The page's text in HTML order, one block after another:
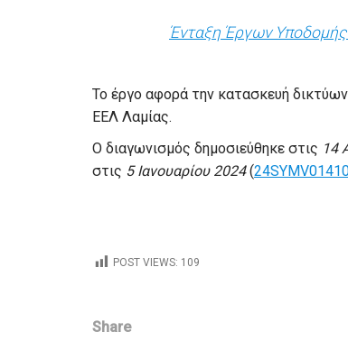
Ένταξη Έργων
Το έργο αφορά την κατασκευή
ΕΕΛ Λαμίας.
Ο διαγωνισμός δημοσιεύθηκε στις 14
στις 5 Ιανουαρίου 2024(
POST VIEWS: 109
Share